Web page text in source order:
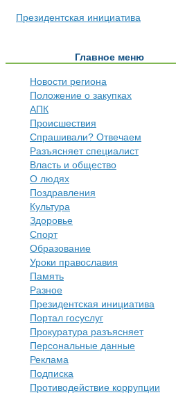
Президентская инициатива
Главное меню
Новости региона
Положение о закупках
АПК
Происшествия
Спрашивали? Отвечаем
Разъясняет специалист
Власть и общество
О людях
Поздравления
Культура
Здоровье
Спорт
Образование
Уроки православия
Память
Разное
Президентская инициатива
Портал госуслуг
Прокуратура разъясняет
Персональные данные
Реклама
Подписка
Противодействие коррупции